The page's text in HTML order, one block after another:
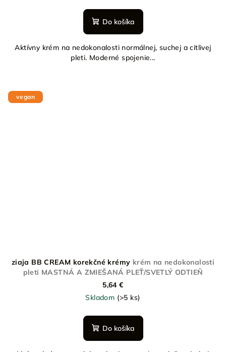
Do košíka
Aktívny krém na nedokonalosti normálnej, suchej a citlivej
pleti. Moderné spojenie...
vegan
ziaja BB CREAM korekčné krémy krém na nedokonalosti
pleti MASTNÁ A ZMIEŠANÁ PLEŤ/SVETLÝ ODTIEŇ
5,64 €
Skladom (>5 ks)
Do košíka